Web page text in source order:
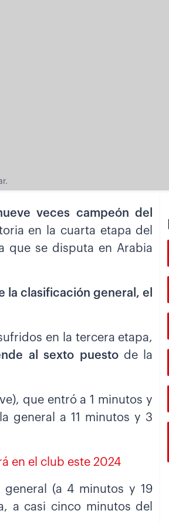
veces campeón del
en la cuarta etapa del
que se disputa en Arabia
la clasificación general, el
en la tercera etapa,
al sexto puesto de la
que entró a 1 minutos y
general a 11 minutos y 3
en el club este 2024
general (a 4 minutos y 19
a casi cinco minutos del